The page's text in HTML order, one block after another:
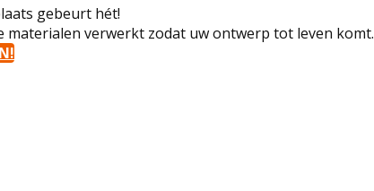
gebeurt hét!
materialen verwerkt zodat uw ontwerp tot leven komt.